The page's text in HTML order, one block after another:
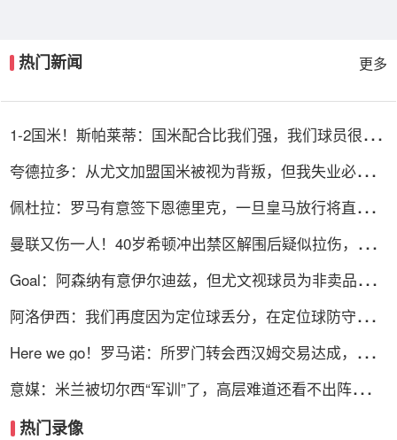
热门新闻 更多
1-2国米！斯帕莱蒂：国米配合比我们强，我们球员很棒
夸德拉多：从尤文加盟国米被视为背叛，但我失业必须寻
佩杜拉：罗马有意签下恩德里克，一旦皇马放行将直接加
曼联又伤一人！40岁希顿冲出禁区解围后疑似拉伤，被换
Goal：阿森纳有意伊尔迪兹，但尤文视球员为非卖品，除
阿洛伊西：我们再度因为定位球丢分，在定位球防守上犯
Here we go！罗马诺：所罗门转会西汉姆交易达成，总价
意媒：米兰被切尔西“军训”了，高层难道还看不出阵容短
热门录像